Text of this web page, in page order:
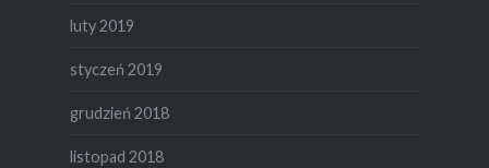
luty 2019
styczeń 2019
grudzień 2018
listopad 2018